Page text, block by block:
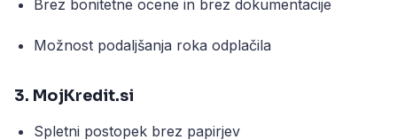
Brez bonitetne ocene in brez dokumentacije
Možnost podaljšanja roka odplačila
3. MojKredit.si
Spletni postopek brez papirjev